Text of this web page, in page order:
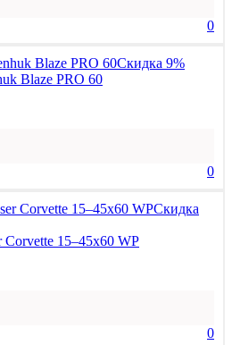
0
Скидка 9%
Blaze PRO 60
0
Скидка
Corvette 15–45x60 WP
0